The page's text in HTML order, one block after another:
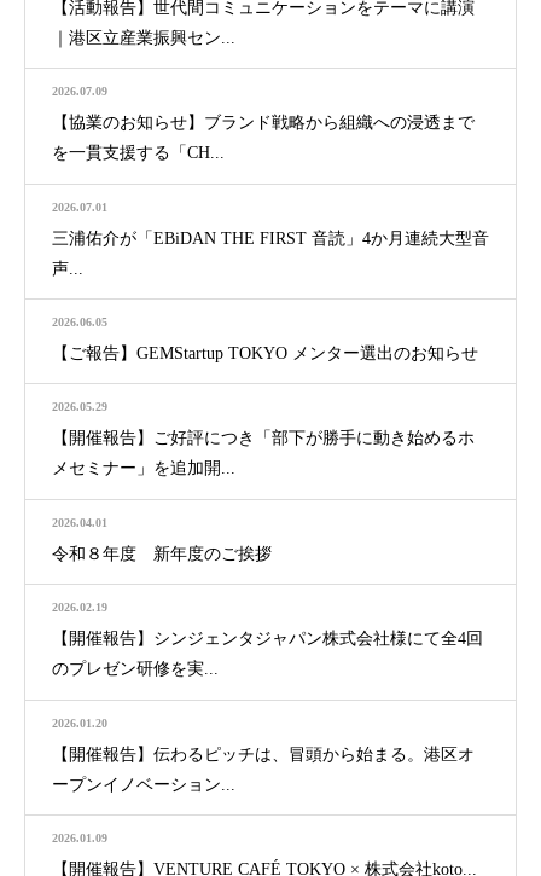
【活動報告】世代間コミュニケーションをテーマに講演
｜港区立産業振興セン...
2026.07.09
【協業のお知らせ】ブランド戦略から組織への浸透まで
を一貫支援する「CH...
2026.07.01
三浦佑介が「EBiDAN THE FIRST 音読」4か月連続大型音
声...
2026.06.05
【ご報告】GEMStartup TOKYO メンター選出のお知らせ
2026.05.29
【開催報告】ご好評につき「部下が勝手に動き始めるホ
メセミナー」を追加開...
2026.04.01
令和８年度 新年度のご挨拶
2026.02.19
【開催報告】シンジェンタジャパン株式会社様にて全4回
のプレゼン研修を実...
2026.01.20
【開催報告】伝わるピッチは、冒頭から始まる。港区オ
ープンイノベーション...
2026.01.09
【開催報告】VENTURE CAFÉ TOKYO × 株式会社koto...